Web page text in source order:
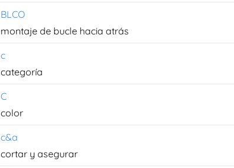
BLCO
montaje de bucle hacia atrás
c
categoría
C
color
c&a
cortar y asegurar